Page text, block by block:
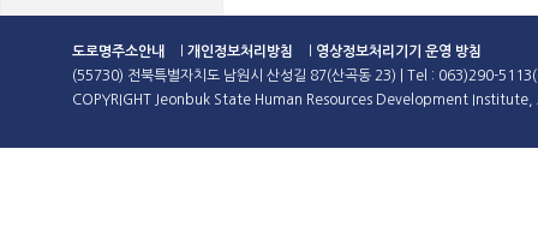
도로명주소안내 개인정보처리방침
영상정보처리기기 운영 방침
(55730) 전북특별자치도 남원시 산성길 87(산곡동 23) | Tel : 063)290-
COPYRIGHT Jeonbuk State Human Resources Development